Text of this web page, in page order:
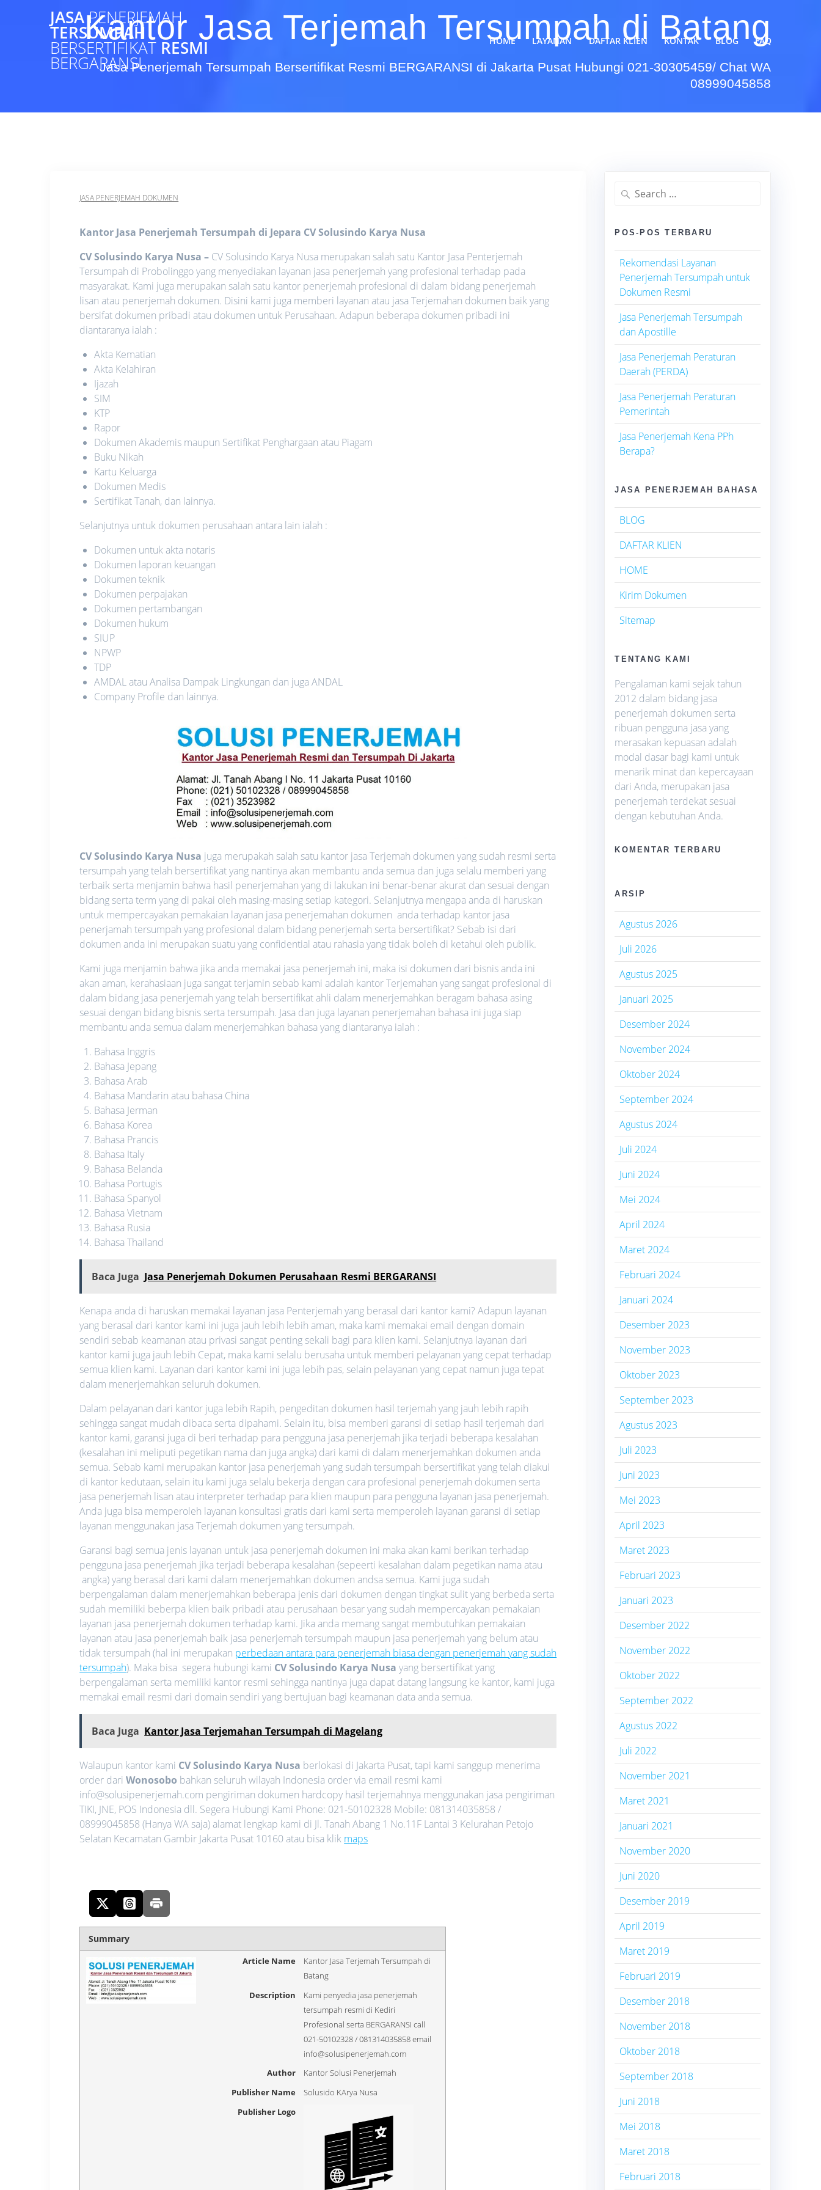
JASAPENERJEMAH
TERSUMPAH
BERSERTIFIKAT RESMI
BERGARANSI
HOME LAYANAN DAFTAR KLIEN KONTAK BLOG FAQ
Kantor Jasa Terjemah Tersumpah di Batang
Jasa Penerjemah Tersumpah Bersertifikat Resmi BERGARANSI di Jakarta Pusat Hubungi 021-30305459/ Chat WA
08999045858
JASA PENERJEMAH DOKUMEN
Kantor Jasa Penerjemah Tersumpah di Jepara CV Solusindo Karya Nusa
CV Solusindo Karya Nusa – CV Solusindo Karya Nusa merupakan salah satu Kantor Jasa Penterjemah
Tersumpah di Probolinggo yang menyediakan layanan jasa penerjemah yang profesional terhadap pada
masyarakat. Kami juga merupakan salah satu kantor penerjemah profesional di dalam bidang penerjemah
lisan atau penerjemah dokumen. Disini kami juga memberi layanan atau jasa Terjemahan dokumen baik yang
bersifat dokumen pribadi atau dokumen untuk Perusahaan. Adapun beberapa dokumen pribadi ini
diantaranya ialah :
Akta Kematian
Akta Kelahiran
Ijazah
SIM
KTP
Rapor
Dokumen Akademis maupun Sertifikat Penghargaan atau Piagam
Buku Nikah
Kartu Keluarga
Dokumen Medis
Sertifikat Tanah, dan lainnya.
Selanjutnya untuk dokumen perusahaan antara lain ialah :
Dokumen untuk akta notaris
Dokumen laporan keuangan
Dokumen teknik
Dokumen perpajakan
Dokumen pertambangan
Dokumen hukum
SIUP
NPWP
TDP
AMDAL atau Analisa Dampak Lingkungan dan juga ANDAL
Company Profile dan lainnya.
CV Solusindo Karya Nusa juga merupakah salah satu kantor jasa Terjemah dokumen yang sudah resmi serta
tersumpah yang telah bersertifikat yang nantinya akan membantu anda semua dan juga selalu memberi yang
terbaik serta menjamin bahwa hasil penerjemahan yang di lakukan ini benar-benar akurat dan sesuai dengan
bidang serta term yang di pakai oleh masing-masing setiap kategori. Selanjutnya mengapa anda di haruskan
untuk mempercayakan pemakaian layanan jasa penerjemahan dokumen anda terhadap kantor jasa
penerjamah tersumpah yang profesional dalam bidang penerjemah serta bersertifikat? Sebab isi dari
dokumen anda ini merupakan suatu yang confidential atau rahasia yang tidak boleh di ketahui oleh publik.
Kami juga menjamin bahwa jika anda memakai jasa penerjemah ini, maka isi dokumen dari bisnis anda ini
akan aman, kerahasiaan juga sangat terjamin sebab kami adalah kantor Terjemahan yang sangat profesional di
dalam bidang jasa penerjemah yang telah bersertifikat ahli dalam menerjemahkan beragam bahasa asing
sesuai dengan bidang bisnis serta tersumpah. Jasa dan juga layanan penerjemahan bahasa ini juga siap
membantu anda semua dalam menerjemahkan bahasa yang diantaranya ialah :
Bahasa Inggris
Bahasa Jepang
Bahasa Arab
Bahasa Mandarin atau bahasa China
Bahasa Jerman
Bahasa Korea
Bahasa Prancis
Bahasa Italy
Bahasa Belanda
Bahasa Portugis
Bahasa Spanyol
Bahasa Vietnam
Bahasa Rusia
Bahasa Thailand
Baca Juga Jasa Penerjemah Dokumen Perusahaan Resmi BERGARANSI
Kenapa anda di haruskan memakai layanan jasa Penterjemah yang berasal dari kantor kami? Adapun layanan
yang berasal dari kantor kami ini juga jauh lebih lebih aman, maka kami memakai email dengan domain
sendiri sebab keamanan atau privasi sangat penting sekali bagi para klien kami. Selanjutnya layanan dari
kantor kami juga jauh lebih Cepat, maka kami selalu berusaha untuk memberi pelayanan yang cepat terhadap
semua klien kami. Layanan dari kantor kami ini juga lebih pas, selain pelayanan yang cepat namun juga tepat
dalam menerjemahkan seluruh dokumen.
Dalam pelayanan dari kantor juga lebih Rapih, pengeditan dokumen hasil terjemah yang jauh lebih rapih
sehingga sangat mudah dibaca serta dipahami. Selain itu, bisa memberi garansi di setiap hasil terjemah dari
kantor kami, garansi juga di beri terhadap para pengguna jasa penerjemah jika terjadi beberapa kesalahan
(kesalahan ini meliputi pegetikan nama dan juga angka) dari kami di dalam menerjemahkan dokumen anda
semua. Sebab kami merupakan kantor jasa penerjemah yang sudah tersumpah bersertifikat yang telah diakui
di kantor kedutaan, selain itu kami juga selalu bekerja dengan cara profesional penerjemah dokumen serta
jasa penerjemah lisan atau interpreter terhadap para klien maupun para pengguna layanan jasa penerjemah.
Anda juga bisa memperoleh layanan konsultasi gratis dari kami serta memperoleh layanan garansi di setiap
layanan menggunakan jasa Terjemah dokumen yang tersumpah.
Garansi bagi semua jenis layanan untuk jasa penerjemah dokumen ini maka akan kami berikan terhadap
pengguna jasa penerjemah jika terjadi beberapa kesalahan (sepeerti kesalahan dalam pegetikan nama atau
angka) yang berasal dari kami dalam menerjemahkan dokumen andsa semua. Kami juga sudah
berpengalaman dalam menerjemahkan beberapa jenis dari dokumen dengan tingkat sulit yang berbeda serta
sudah memiliki beberpa klien baik pribadi atau perusahaan besar yang sudah mempercayakan pemakaian
layanan jasa penerjemah dokumen terhadap kami. Jika anda memang sangat membutuhkan pemakaian
layanan atau jasa penerjemah baik jasa penerjemah tersumpah maupun jasa penerjemah yang belum atau
tidak tersumpah (hal ini merupakan perbedaan antara para penerjemah biasa dengan penerjemah yang sudah
tersumpah). Maka bisa segera hubungi kami CV Solusindo Karya Nusa yang bersertifikat yang
berpengalaman serta memiliki kantor resmi sehingga nantinya juga dapat datang langsung ke kantor, kami juga
memakai email resmi dari domain sendiri yang bertujuan bagi keamanan data anda semua.
Baca Juga Kantor Jasa Terjemahan Tersumpah di Magelang
Walaupun kantor kami CV Solusindo Karya Nusa berlokasi di Jakarta Pusat, tapi kami sanggup menerima
order dariWonosobo bahkan seluruh wilayah Indonesia order via email resmi kami
info@solusipenerjemah.com pengiriman dokumen hardcopy hasil terjemahnya menggunakan jasa pengiriman
TIKI, JNE, POS Indonesia dll. Segera Hubungi Kami Phone: 021-50102328 Mobile: 081314035858 /
08999045858 (Hanya WA saja) alamat lengkap kami di Jl. Tanah Abang 1 No.11F Lantai 3 Kelurahan Petojo
Selatan Kecamatan Gambir Jakarta Pusat 10160 atau bisa klik maps
Summary
Article Name
Kantor Jasa Terjemah Tersumpah di
Batang
Description
Kami penyedia jasa penerjemah
tersumpah resmi di Kediri
Profesional serta BERGARANSI call
021-50102328 / 081314035858 email
info@solusipenerjemah.com
Author
Kantor Solusi Penerjemah
Publisher Name
Solusido KArya Nusa
Publisher Logo
Search
for:
POS-POS TERBARU
Rekomendasi Layanan
Penerjemah Tersumpah untuk
Dokumen Resmi
Jasa Penerjemah Tersumpah
dan Apostille
Jasa Penerjemah Peraturan
Daerah (PERDA)
Jasa Penerjemah Peraturan
Pemerintah
Jasa Penerjemah Kena PPh
Berapa?
JASA PENERJEMAH BAHASA
BLOG
DAFTAR KLIEN
HOME
Kirim Dokumen
Sitemap
TENTANG KAMI
Pengalaman kami sejak tahun
2012 dalam bidang jasa
penerjemah dokumen serta
ribuan pengguna jasa yang
merasakan kepuasan adalah
modal dasar bagi kami untuk
menarik minat dan kepercayaan
dari Anda, merupakan jasa
penerjemah terdekat sesuai
dengan kebutuhan Anda.
KOMENTAR TERBARU
ARSIP
Agustus 2026
Juli 2026
Agustus 2025
Januari 2025
Desember 2024
November 2024
Oktober 2024
September 2024
Agustus 2024
Juli 2024
Juni 2024
Mei 2024
April 2024
Maret 2024
Februari 2024
Januari 2024
Desember 2023
November 2023
Oktober 2023
September 2023
Agustus 2023
Juli 2023
Juni 2023
Mei 2023
April 2023
Maret 2023
Februari 2023
Januari 2023
Desember 2022
November 2022
Oktober 2022
September 2022
Agustus 2022
Juli 2022
November 2021
Maret 2021
Januari 2021
November 2020
Juni 2020
Desember 2019
April 2019
Maret 2019
Februari 2019
Desember 2018
November 2018
Oktober 2018
September 2018
Juni 2018
Mei 2018
Maret 2018
Februari 2018